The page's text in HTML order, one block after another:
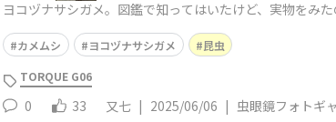
ヨコヅナサシガメ。図鑑で知ってはいたけど、実物をみ
カメムシ ヨコヅナサシガメ 昆虫
TORQUE G06
0 33 又七 | 2025/06/06 | 虫眼鏡フォトギ